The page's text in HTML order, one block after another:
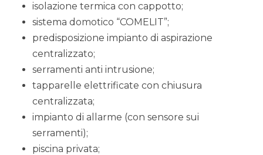
isolazione termica con cappotto;
sistema domotico “COMELIT”;
predisposizione impianto di aspirazione
centralizzato;
serramenti anti intrusione;
tapparelle elettrificate con chiusura
centralizzata;
impianto di allarme (con sensore sui
serramenti);
piscina privata;